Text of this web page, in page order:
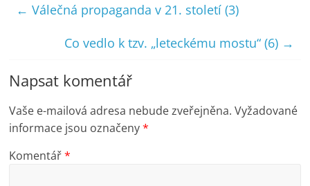
← Válečná propaganda v 21. století (3)
Co vedlo k tzv. „leteckému mostu“ (6) →
Napsat komentář
Vaše e-mailová adresa nebude zveřejněna. Vyžadované
informace jsou označeny*
Komentář*